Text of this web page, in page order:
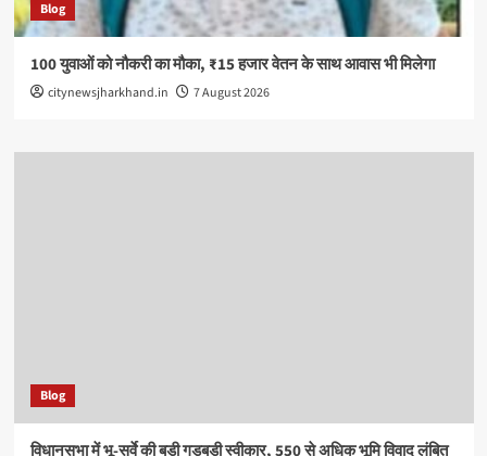
Blog
100 युवाओं को नौकरी का मौका, ₹15 हजार वेतन के साथ आवास भी मिलेगा
citynewsjharkhand.in 7 August 2026
Blog
विधानसभा में भू-सर्वे की बड़ी गड़बड़ी स्वीकार, 550 से अधिक भूमि विवाद लंबित